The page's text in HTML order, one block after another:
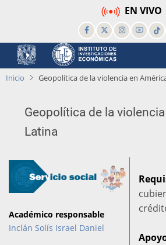
principal
EN VIVO
Inicio Geopolítica de la violencia en
Geopolítica de la
Latina
Académico responsable
Inclán Solís Israel Daniel